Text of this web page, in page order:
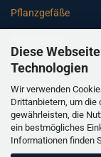
Diese
Technologien
Wir verwenden
Drittanbietern, um
gewährleisten, die
ein bestmögliches
Informationen finden
Pflanzgefäße
Gartenbänke
Pfeiler
Gartenbrunnen
Gartenfiguren